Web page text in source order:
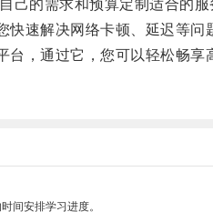
的需求和预算定制适合的服
解决网络卡顿、延迟等问
通过它，您可以轻松畅享
间安排学习进度。